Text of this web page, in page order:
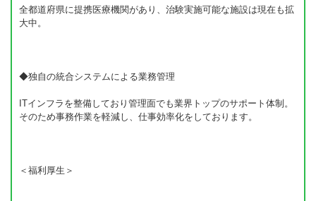
全都道府県に提携医療機関があり、治験実施可能な施設は現在も拡
大中。
◆独自の統合システムによる業務管理
ITインフラを整備しており管理面でも業界トップのサポート体制。
そのため事務作業を軽減し、仕事効率化をしております。
＜福利厚生＞